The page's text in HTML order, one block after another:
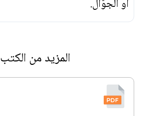
أو الجوّال.
المزيد من الكتب